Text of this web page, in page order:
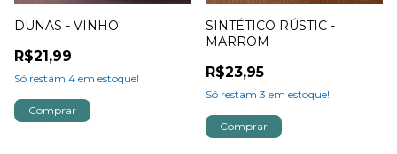
DUNAS - VINHO
R$21,99
Só restam 4 em estoque!
SINTÉTICO RÚSTIC -
MARROM
R$23,95
Só restam 3 em estoque!